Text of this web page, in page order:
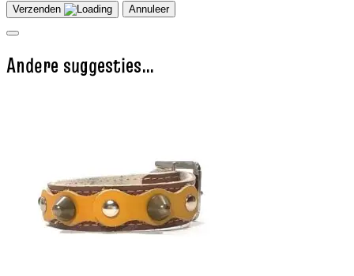
Verzenden Annuleer
Andere suggesties…